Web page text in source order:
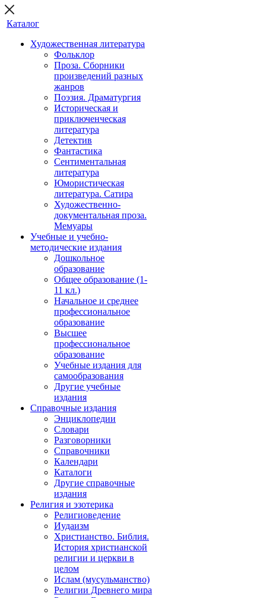
Каталог
Художественная литература
Фольклор
Проза. Сборники
произведений разных
жанров
Поэзия. Драматургия
Историческая и
приключенческая
литература
Детектив
Фантастика
Сентиментальная
литература
Юмористическая
литература. Сатира
Художественно-
документальная проза.
Мемуары
Учебные и учебно-
методические издания
Дошкольное
образование
Общее образование (1-
11 кл.)
Начальное и среднее
профессиональное
образование
Высшее
профессиональное
образование
Учебные издания для
самообразования
Другие учебные
издания
Справочные издания
Энциклопедии
Словари
Разговорники
Справочники
Календари
Каталоги
Другие справочные
издания
Религия и эзотерика
Религиоведение
Иудаизм
Христианство. Библия.
История христианской
религии и церкви в
целом
Ислам (мусульманство)
Религии Древнего мира